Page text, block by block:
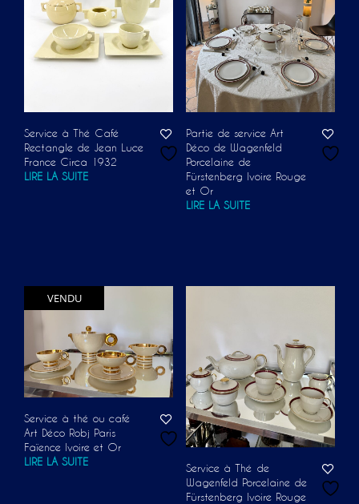
Service à Thé Café
Rectangle de Jean Luce
France Circa 1932
LIRE LA SUITE
Partie de service Art
Déco de Wagenfeld
Porcelaine de
Fürstenberg Ivoire Rouge
et Or
LIRE LA SUITE
VENDU
Service à thé ou café
Art Déco Robj Paris
Faïence Ivoire et Or
LIRE LA SUITE
Service à Thé de
Wagenfeld Porcelaine de
Fürstenberg Ivoire Rouge